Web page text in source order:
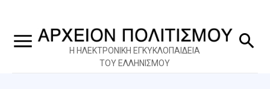
Η ΗΛΕΚΤΡΟΝΙΚΗ ΕΓΚΥΚΛΟΠΑΙΔΕΙΑ
ΤΟΥ ΕΛΛΗΝΙΣΜΟΥ